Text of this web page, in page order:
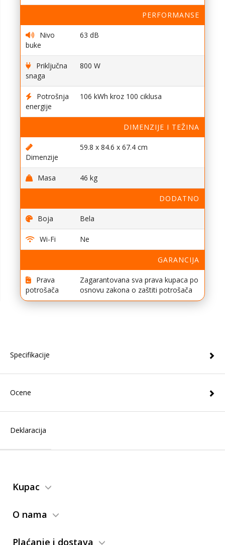
PERFORMANSE
Nivo
buke
63 dB
Priključna
snaga
800 W
Potrošnja
energije
106 kWh kroz 100 ciklusa
DIMENZIJE I TEŽINA
Dimenzije
59.8 x 84.6 x 67.4 cm
Masa 46 kg
DODATNO
Boja Bela
Wi-Fi Ne
GARANCIJA
Prava
potrošača
Zagarantovana sva prava kupaca po
osnovu zakona o zaštiti potrošača
Specifikacije
Ocene
Deklaracija
Kupac
O nama
Plaćanje i dostava